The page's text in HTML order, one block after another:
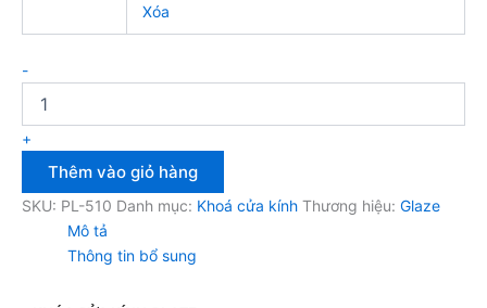
Xóa
-
+
Thêm vào giỏ hàng
SKU: PL-510 Danh mục: Khoá cửa kính Thương hiệu: Glaze
Mô tả
Thông tin bổ sung